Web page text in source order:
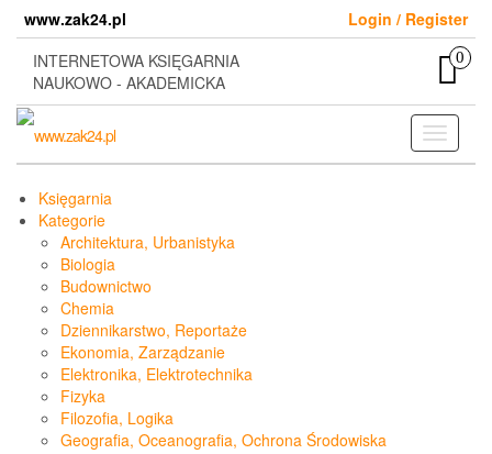
content
www.zak24.pl
Login / Register
INTERNETOWA KSIĘGARNIA
NAUKOWO - AKADEMICKA
0
Toggle
Księgarnia
Kategorie
Architektura, Urbanistyka
Biologia
Budownictwo
Chemia
Dziennikarstwo, Reportaże
Ekonomia, Zarządzanie
Elektronika, Elektrotechnika
Fizyka
Filozofia, Logika
Geografia, Oceanografia, Ochrona Środowiska